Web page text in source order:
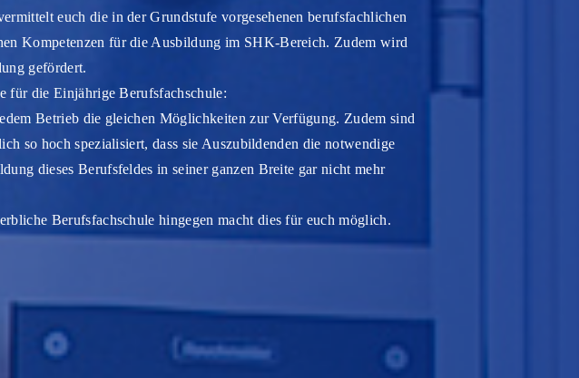
euch die in der Grundstufe vorgesehenen berufsfachlichen
Kompetenzen für die Ausbildung im SHK-Bereich. Zudem wird
gefördert.
für die Einjährige Berufsfachschule:
Betrieb die gleichen Möglichkeiten zur Verfügung. Zudem sind
so hoch spezialisiert, dass sie Auszubildenden die notwendige
dieses Berufsfeldes in seiner ganzen Breite gar nicht mehr
Berufsfachschule hingegen macht dies für euch möglich.